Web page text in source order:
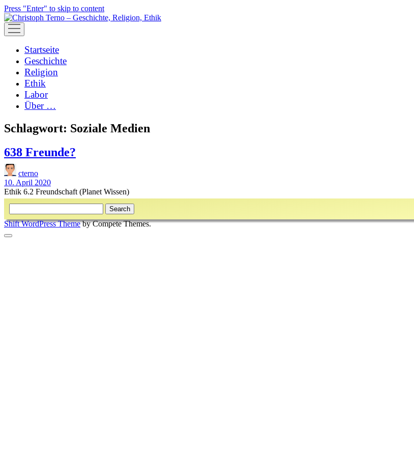
Press "Enter" to skip to content
open
menu
Startseite
Geschichte
Religion
Ethik
Labor
Über …
Schlagwort: Soziale Medien
638 Freunde?
cterno
10. April 2020
Ethik 6.2 Freundschaft (Planet Wissen)
Sidebar
Shift WordPress Themeby Compete Themes.
Scroll